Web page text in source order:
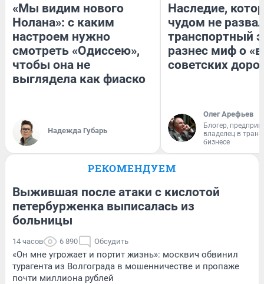
«Мы видим нового
Нолана»: с каким
настроем нужно
смотреть «Одиссею»,
чтобы она не
выглядела как фиаско
Надежда Губарь
Наследие,
чудом не
транспортный
разнес миф о
советских
Олег Арефьев
Блогер,
владелец в
бизнесе
РЕКОМЕНДУЕМ
Выжившая после атаки с кислотой
петербурженка выписалась из
больницы
14 часов 6 890 Обсудить
«Он мне угрожает и портит жизнь»: москвич обвинил
турагента из Волгограда в мошенничестве и пропаже
почти миллиона рублей